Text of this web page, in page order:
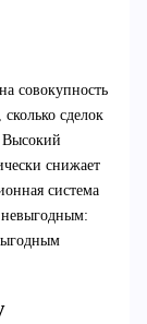
совокупность
сделок
Высокий
снижает
система
невыгодным: